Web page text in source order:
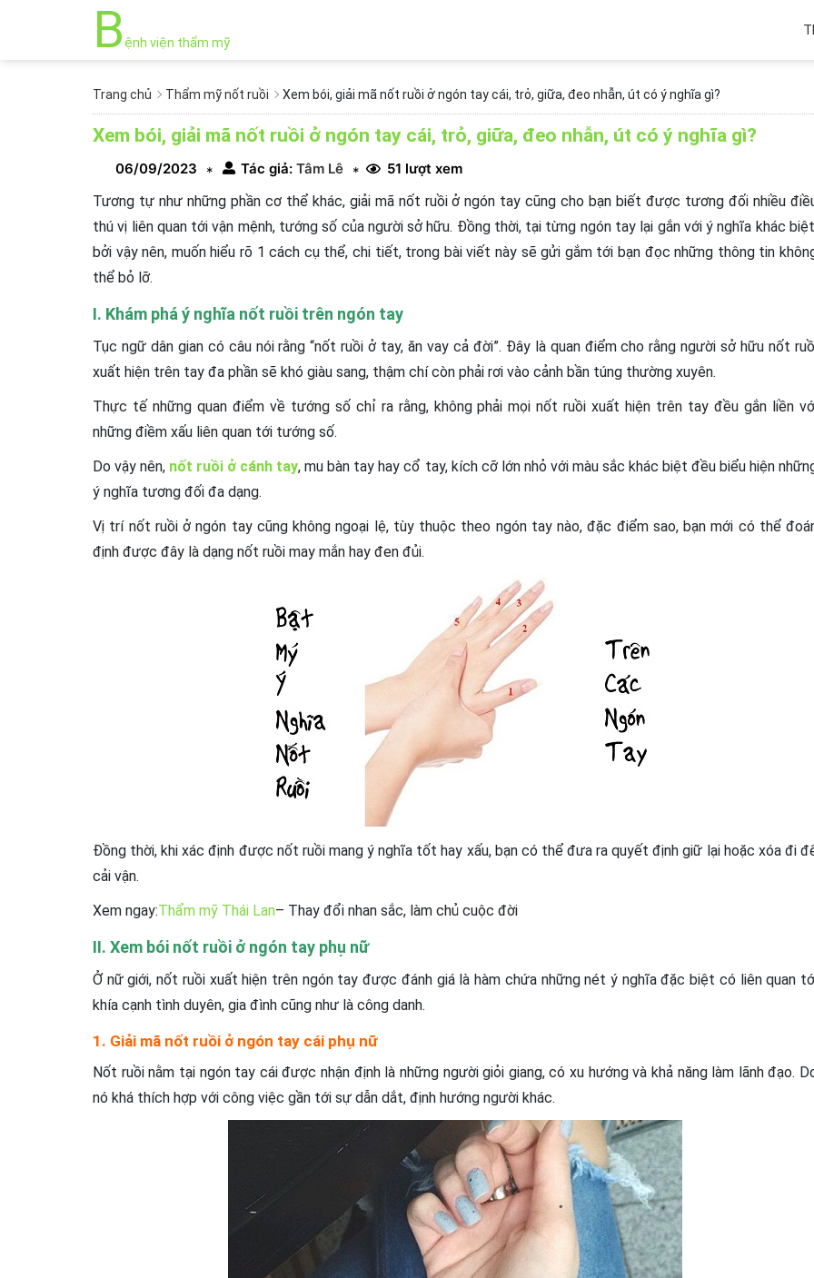
Bệnh viện thẩm mỹ
Trang chủ Thẩm mỹ nốt ruồi Xem bói, giải mã nốt ruồi ở ngón tay cái, trỏ, giữa, đeo nhẫn, út có ý nghĩa gì?
Xem bói, giải mã nốt ruồi ở ngón tay cái, trỏ, giữa, đeo nhẫn, út có ý nghĩa gì?
06/09/2023 * Tác giả: Tâm Lê *
51 lượt xem
Tương tự như những phần cơ thể khác, giải mã nốt ruồi ở ngón tay cũng cho bạn biết được tương đối nhiều
thú vị liên quan tới vận mệnh, tướng số của người sở hữu. Đồng thời, tại từng ngón tay lại gắn với ý nghĩa khác
bởi vậy nên, muốn hiểu rõ 1 cách cụ thể, chi tiết, trong bài viết này sẽ gửi gắm tới bạn đọc những thông tin
thể bỏ lỡ.
I. Khám phá ý nghĩa nốt ruồi trên ngón tay
Tục ngữ dân gian có câu nói rằng “nốt ruồi ở tay, ăn vay cả đời”. Đây là quan điểm cho rằng người sở hữu nốt
xuất hiện trên tay đa phần sẽ khó giàu sang, thậm chí còn phải rơi vào cảnh bần túng thường xuyên.
Thực tế những quan điểm về tướng số chỉ ra rằng, không phải mọi nốt ruồi xuất hiện trên tay đều gắn liền
những điềm xấu liên quan tới tướng số.
Do vậy nên, nốt ruồi ở cánh tay, mu bàn tay hay cổ tay, kích cỡ lớn nhỏ với màu sắc khác biệt đều biểu hiện
ý nghĩa tương đối đa dạng.
Vị trí nốt ruồi ở ngón tay cũng không ngoại lệ, tùy thuộc theo ngón tay nào, đặc điểm sao, bạn mới có thể
định được đây là dạng nốt ruồi may mắn hay đen đủi.
Đồng thời, khi xác định được nốt ruồi mang ý nghĩa tốt hay xấu, bạn có thể đưa ra quyết định giữ lại hoặc xóa đi
cải vận.
Xem ngay:Thẩm mỹ Thái Lan– Thay đổi nhan sắc, làm chủ cuộc đời
II. Xem bói nốt ruồi ở ngón tay phụ nữ
Ở nữ giới, nốt ruồi xuất hiện trên ngón tay được đánh giá là hàm chứa những nét ý nghĩa đặc biệt có liên quan
khía cạnh tình duyên, gia đình cũng như là công danh.
1. Giải mã nốt ruồi ở ngón tay cái phụ nữ
Nốt ruồi nằm tại ngón tay cái được nhận định là những người giỏi giang, có xu hướng và khả năng làm lãnh đạo.
nó khá thích hợp với công việc gần tới sự dẫn dắt, định hướng người khác.